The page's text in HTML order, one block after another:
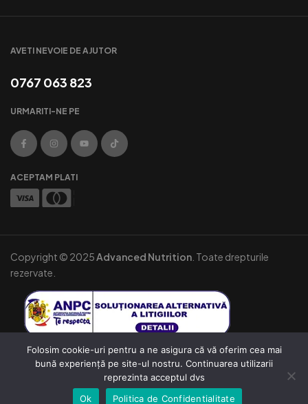
AVETI NEVOIE DE AJUTOR
0767 063 823
URMARITI-NE PE
ACEPTAM PLATI
Copyright © 2025Advanced Nutrition . Toate drepturile
rezervate.
Folosim cookie-uri pentru a ne asigura că vă oferim cea mai
bună experiență pe site-ul nostru. Continuarea utilizarii
reprezinta acceptul dvs
Ok
Politica de Confidentialitate